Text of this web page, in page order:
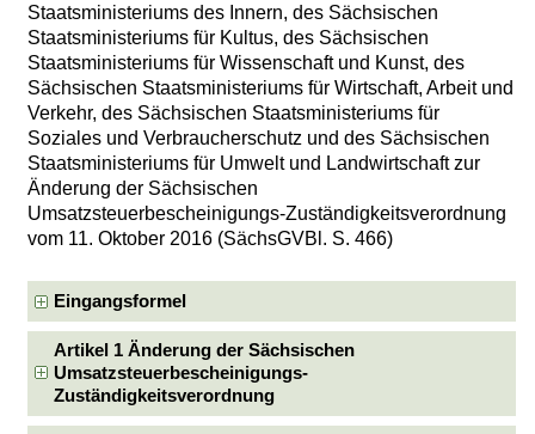
Staatsministeriums des Innern, des Sächsischen
Staatsministeriums für Kultus, des Sächsischen
Staatsministeriums für Wissenschaft und Kunst, des
Sächsischen Staatsministeriums für Wirtschaft, Arbeit und
Verkehr, des Sächsischen Staatsministeriums für
Soziales und Verbraucherschutz und des Sächsischen
Staatsministeriums für Umwelt und Landwirtschaft zur
Änderung der Sächsischen
Umsatzsteuerbescheinigungs-Zuständigkeitsverordnung
vom 11. Oktober 2016 (SächsGVBl. S. 466)
Eingangsformel
Artikel 1 Änderung der Sächsischen
Umsatzsteuerbescheinigungs-
Zuständigkeitsverordnung